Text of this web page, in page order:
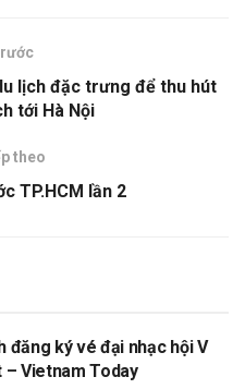
lịch đặc trưng để thu hút
tới Hà Nội
theo
TP.HCM lần 2
đăng ký vé đại nhạc hội V
– Vietnam Today